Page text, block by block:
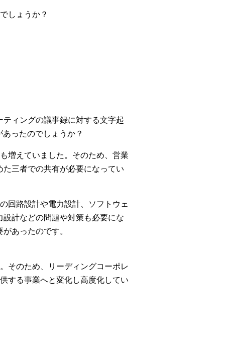
しょうか？
ィングの議事録に対する文字起
ったのでしょうか？
増えていました。そのため、営業
三者での共有が必要になってい
回路設計や電力設計、ソフトウェ
計などの問題や対策も必要にな
あったのです。
そのため、リーディングコーポレ
する事業へと変化し高度化してい